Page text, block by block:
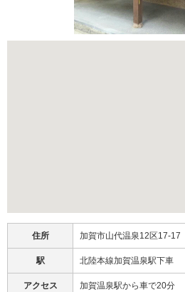
住所 加賀市山代温泉12区17-17
駅 北陸本線加賀温泉駅下車
アクセス 加賀温泉駅から車で20分